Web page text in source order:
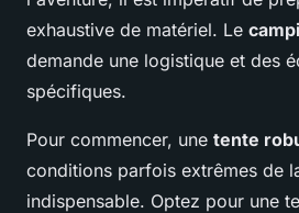
exhaustive de matériel. Le
demande une logistique et des
spécifiques.
Pour commencer, une tente
conditions parfois extrêmes de
indispensable. Optez pour une